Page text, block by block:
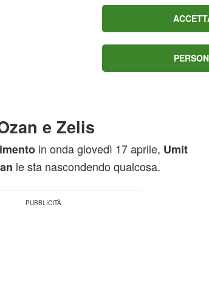
addobbata per la grande
semplice e non vedrà altri invitati
e la sua amata si scambieranno
e Zelis
in onda giovedì 17 aprile, Umit
le sta nascondendo qualcosa.